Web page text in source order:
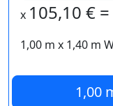
x 105,10 € =
1,00 m x 1,40 m
1,00